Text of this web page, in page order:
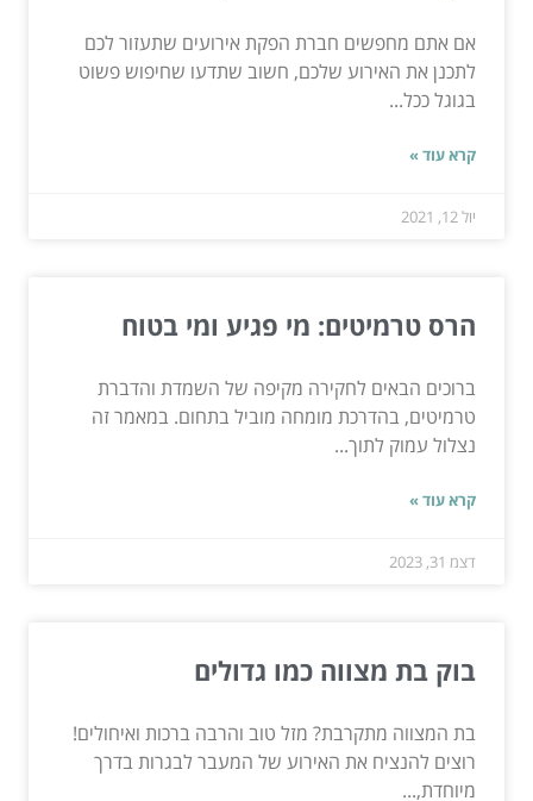
אם אתם מחפשים חברת הפקת אירועים שתעזור לכם
לתכנן את האירוע שלכם, חשוב שתדעו שחיפוש פשוט
בגוגל ככל...
קרא עוד »
יול 12, 2021
הרס טרמיטים: מי פגיע ומי בטוח
ברוכים הבאים לחקירה מקיפה של השמדת והדברת
טרמיטים, בהדרכת מומחה מוביל בתחום. במאמר זה
נצלול עמוק לתוך...
קרא עוד »
דצמ 31, 2023
בוק בת מצווה כמו גדולים
בת המצווה מתקרבת? מזל טוב והרבה ברכות ואיחולים!
רוצים להנציח את האירוע של המעבר לבגרות בדרך
מיוחדת,...